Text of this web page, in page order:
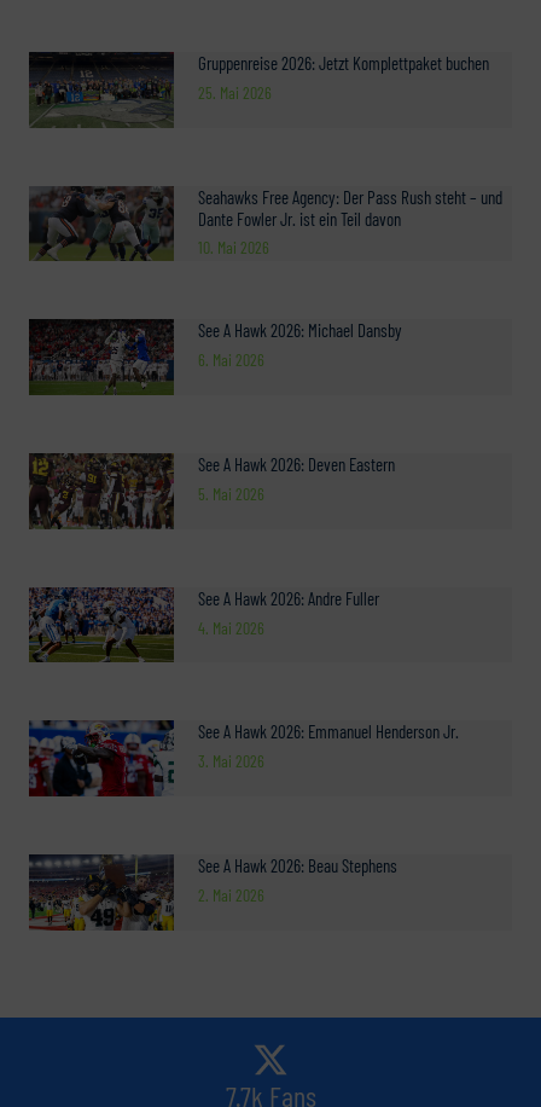
Gruppenreise 2026: Jetzt Komplettpaket buchen
25. Mai 2026
Seahawks Free Agency: Der Pass Rush steht – und
Dante Fowler Jr. ist ein Teil davon
10. Mai 2026
See A Hawk 2026: Michael Dansby
6. Mai 2026
See A Hawk 2026: Deven Eastern
5. Mai 2026
See A Hawk 2026: Andre Fuller
4. Mai 2026
See A Hawk 2026: Emmanuel Henderson Jr.
3. Mai 2026
See A Hawk 2026: Beau Stephens
2. Mai 2026
7.7k Fans